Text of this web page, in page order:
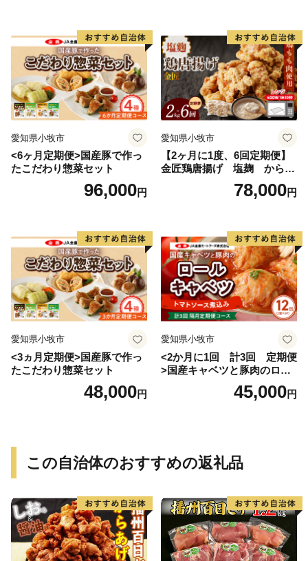
愛知県小牧市
<6ヶ月定期便>国産豚で作っ
たこだわり惣菜セット
96,000円
愛知県小牧市
【2ヶ月に1度、6回定期便】
金匠鶏唐揚げ 塩麹 からあ
78,000円
愛知県小牧市
<3ヵ月定期便>国産豚で作っ
たこだわり惣菜セット
48,000円
愛知県小牧市
<2か月に1回 計3回 定期便
>国産キャベツと豚肉のロー
ルキャベツ（6P入り）
45,000円
この自治体のおすすめの返礼品